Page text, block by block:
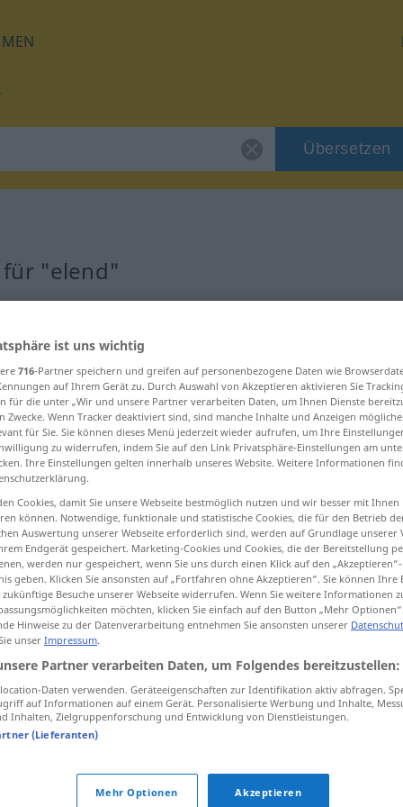
Übersetzen
für "elend"
elend
elend armselig
hundeelend (ugs.) speiübel (ugs.) ,übel
ist uns wichtig
716-Partner speichern und greifen auf personenbezogene Daten wie
auf Ihrem Gerät zu. Durch Auswahl von Akzeptieren aktivieren Sie
für die unter „Wir und unsere Partner verarbeiten Daten, um Ihnen Dienste
Zwecke. Wenn Tracker deaktiviert sind, sind manche Inhalte und Anzeigen
für Sie. Sie können dieses Menü jederzeit wieder aufrufen, um Ihre
zu widerrufen, indem Sie auf den Link Privatsphäre-Einstellungen am
Ihre Einstellungen gelten innerhalb unseres Website. Weitere Informationen
Cookies, damit Sie unsere Webseite bestmöglich nutzen und wir besser mit Ihnen
können. Notwendige, funktionale und statistische Cookies, die für den Betrieb
Auswertung unserer Webseite erforderlich sind, werden auf Grundlage unserer
Endgerät gespeichert. Marketing-Cookies und Cookies, die der Bereitstellung
werden nur gespeichert, wenn Sie uns durch einen Klick auf den
geben. Klicken Sie ansonsten auf „Fortfahren ohne Akzeptieren“. Sie können Ihre
Besuche unserer Webseite widerrufen. Wenn Sie weitere Informationen
möchten, klicken Sie einfach auf den Button „Mehr Optionen“.
Hinweise zu der Datenverarbeitung entnehmen Sie ansonsten unserer
unser Impressum.
Partner verarbeiten Daten, um Folgendes bereitzustellen:
Daten verwenden. Geräteeigenschaften zur Identifikation aktiv abfragen.
auf Informationen auf einem Gerät. Personalisierte Werbung und Inhalte,
Inhalten, Zielgruppenforschung und Entwicklung von Dienstleistungen.
(Lieferanten)
Mehr Optionen Akzeptieren